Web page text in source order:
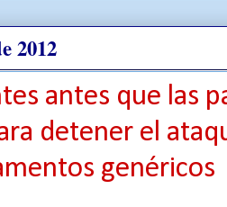
2012
antes que las
detener el
genéricos